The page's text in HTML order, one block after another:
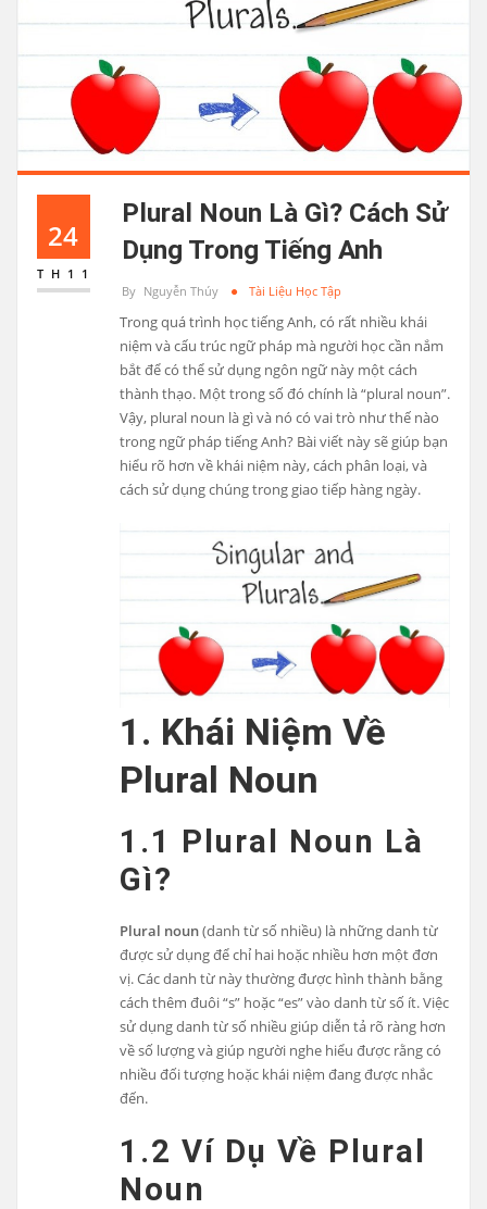
24
TH11
Plural Noun Là Gì? Cách Sử
Dụng Trong Tiếng Anh
By Nguyễn Thúy Tài Liệu Học Tập
Trong quá trình học tiếng Anh, có rất nhiều khái
niệm và cấu trúc ngữ pháp mà người học cần nắm
bắt để có thể sử dụng ngôn ngữ này một cách
thành thạo. Một trong số đó chính là “plural noun”.
Vậy, plural noun là gì và nó có vai trò như thế nào
trong ngữ pháp tiếng Anh? Bài viết này sẽ giúp bạn
hiểu rõ hơn về khái niệm này, cách phân loại, và
cách sử dụng chúng trong giao tiếp hàng ngày.
1. Khái Niệm Về
Plural Noun
1.1 Plural Noun Là
Gì?
Plural noun(danh từ số nhiều) là những danh từ
được sử dụng để chỉ hai hoặc nhiều hơn một đơn
vị. Các danh từ này thường được hình thành bằng
cách thêm đuôi “s” hoặc “es” vào danh từ số ít. Việc
sử dụng danh từ số nhiều giúp diễn tả rõ ràng hơn
về số lượng và giúp người nghe hiểu được rằng có
nhiều đối tượng hoặc khái niệm đang được nhắc
đến.
1.2 Ví Dụ Về Plural
Noun